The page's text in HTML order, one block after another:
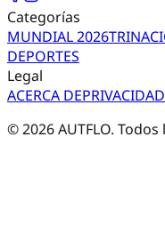
Categorías
MUNDIAL 2026TRI
DEPORTES
Legal
ACERCA DEPRIVACIDAD
©2026AUTFLO.